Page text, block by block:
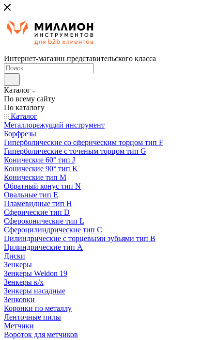
Интернет-магазин представительского класса
Каталог
По всему сайту
По каталогу
Каталог
Металлорежущий инструмент
Борфрезы
Гиперболические cо сферическим торцом тип F
Гиперболические с точеным торцом тип G
Конические 60° тип J
Конические 90° тип K
Конические тип M
Обратный конус тип N
Овальные тип E
Пламевидные тип H
Сферические тип D
Сфероконические тип L
Сфероцилиндрические тип C
Цилиндрические с торцевыми зубьями тип B
Цилиндрические тип А
Диски
Зенкеры
Зенкеры Weldon 19
Зенкеры к/х
Зенкеры насадные
Зенковки
Коронки по металлу
Ленточные пилы
Метчики
Вороток для метчиков